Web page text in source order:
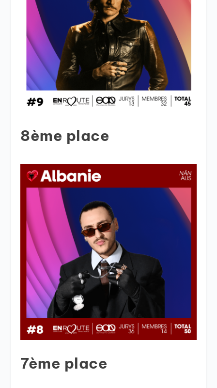
8ème place
7ème place